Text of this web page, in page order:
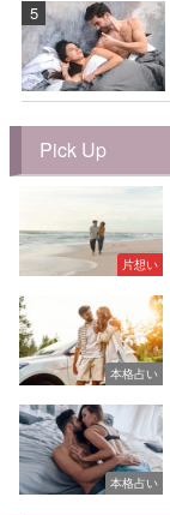
Pick Up
片想い
本格占い
本格占い